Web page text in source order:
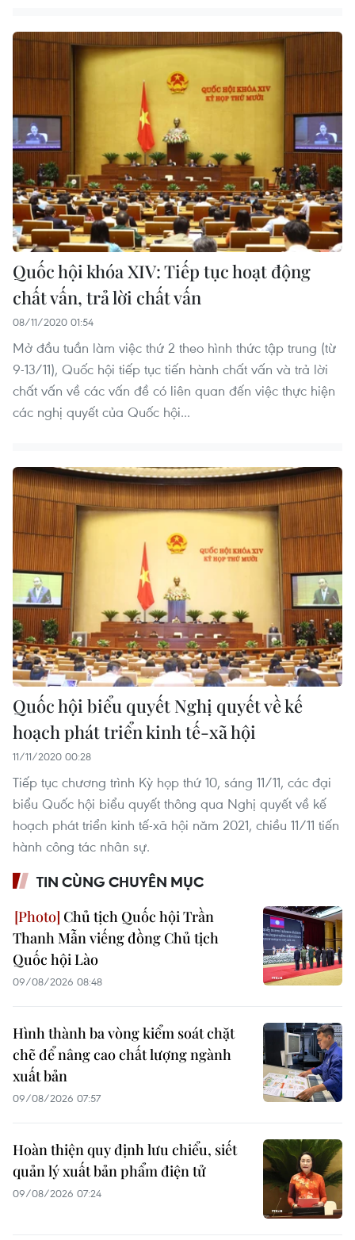
Quốc hội khóa XIV: Tiếp tục hoạt động
chất vấn, trả lời chất vấn
08/11/2020 01:54
Mở đầu tuần làm việc thứ 2 theo hình thức tập trung (từ
9-13/11), Quốc hội tiếp tục tiến hành chất vấn và trả lời
chất vấn về các vấn đề có liên quan đến việc thực hiện
các nghị quyết của Quốc hội...
Quốc hội biểu quyết Nghị quyết về kế
hoạch phát triển kinh tế-xã hội
11/11/2020 00:28
Tiếp tục chương trình Kỳ họp thứ 10, sáng 11/11, các đại
biểu Quốc hội biểu quyết thông qua Nghị quyết về kế
hoạch phát triển kinh tế-xã hội năm 2021, chiều 11/11 tiến
hành công tác nhân sự.
TIN CÙNG CHUYÊN MỤC
Chủ tịch Quốc hội Trần
Thanh Mẫn viếng đồng Chủ tịch
Quốc hội Lào
09/08/2026 08:48
Hình thành ba vòng kiểm soát chặt
chẽ để nâng cao chất lượng ngành
xuất bản
09/08/2026 07:57
Hoàn thiện quy định lưu chiểu, siết
quản lý xuất bản phẩm điện tử
09/08/2026 07:24